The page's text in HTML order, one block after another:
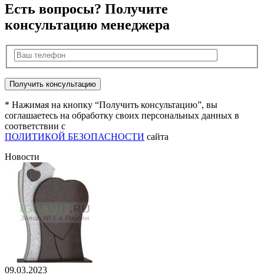
Есть вопросы? Получите
консультацию менеджера
* Нажимая на кнопку “Получить консультацию”, вы
соглашаетесь на обработку своих персональных данных в
соответствии с
ПОЛИТИКОЙ БЕЗОПАСНОСТИ сайта
Новости
09.03.2023